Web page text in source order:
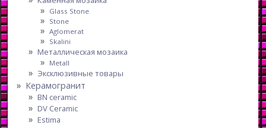
Glass Stone
Stone
Aglomerat
Skalini
Металлическая мозаика
Metall
Эксклюзивные товары
Керамогранит
BN ceramic
DV Ceramic
Estima